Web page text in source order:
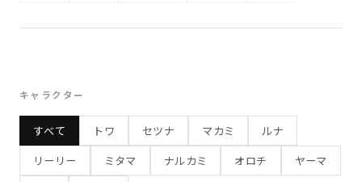
食べもの
旅行 勉強 お出かけ
夏休み
冬
3月 プレゼント 健康 4月
屋台
キャラクター
すべて トワ セツナ マカミ
ルナ
リーリー
ミタマ ナルカミ オロチ
ヤーマ